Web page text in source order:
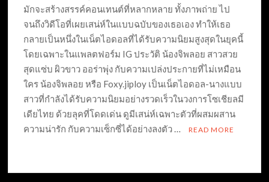
มักจะสร้างสรรค์คอนเทนต์ที่หลากหลาย ทั้งภาพถ่าย ไป
จนถึงวิดีโอที่เผยเสน่ห์ในแบบฉบับของเธอเอง ทำให้เธอ
กลายเป็นหนึ่งในเน็ตไอดอลที่ได้รับความนิยมสูงสุดในยุคนี้
โดยเฉพาะในแพลตฟอร์ม IG ประวัติ น้องจิพลอย สาวสวย
สุดแซ่บ ผิวขาว ออร่าพุ่ง กับความเปล่งประกายที่ไม่เหมือน
ใคร น้องจิพลอย หรือ Foxy.jiploy เป็นเน็ตไอดอล-นางแบบ
สาวที่กำลังได้รับความนิยมอย่างรวดเร็วในวงการโซเชียลมี
เดียไทย ด้วยลุคที่โดดเด่น ดูมีเสน่ห์เฉพาะตัวที่ผสมผสาน
ความน่ารัก กับความเซ็กซี่ได้อย่างลงตัว …
READ MORE